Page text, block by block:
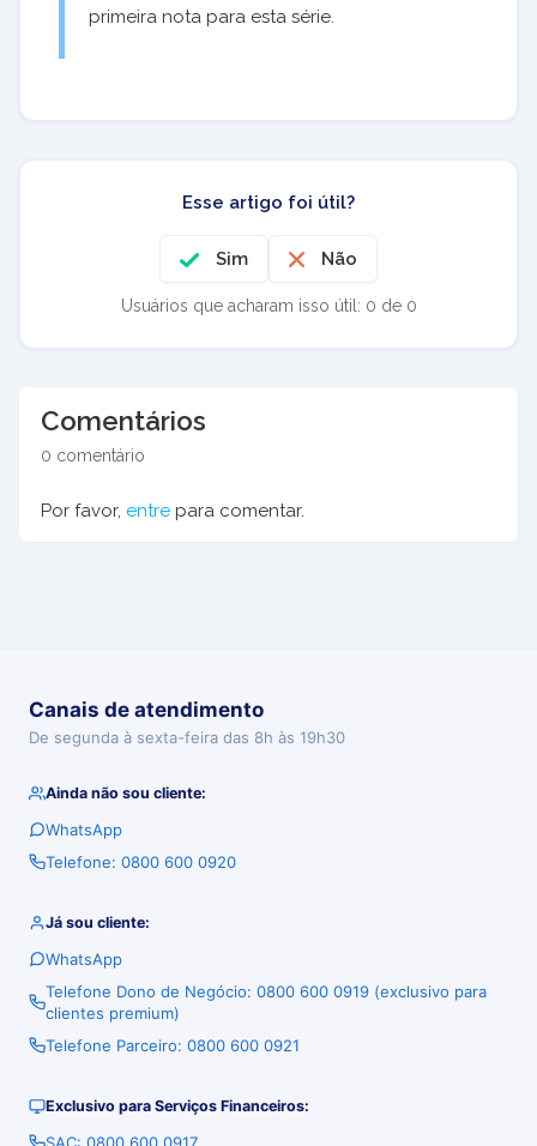
primeira nota para esta série.
Esse artigo foi útil?
Sim Não
Usuários que acharam isso útil: 0 de 0
Comentários
0 comentário
Por favor, entre para comentar.
Canais de atendimento
De segunda à sexta-feira das 8h às 19h30
Ainda não sou cliente:
WhatsApp
Telefone: 0800 600 0920
Já sou cliente:
WhatsApp
Telefone Dono de Negócio: 0800 600 0919 (exclusivo para
clientes premium)
Telefone Parceiro: 0800 600 0921
Exclusivo para Serviços Financeiros: